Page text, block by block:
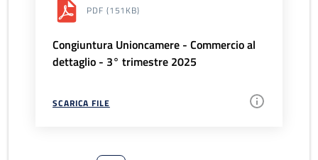
PDF (151KB)
Congiuntura Unioncamere - Commercio al
dettaglio - 3° trimestre 2025
SCARICA FILE